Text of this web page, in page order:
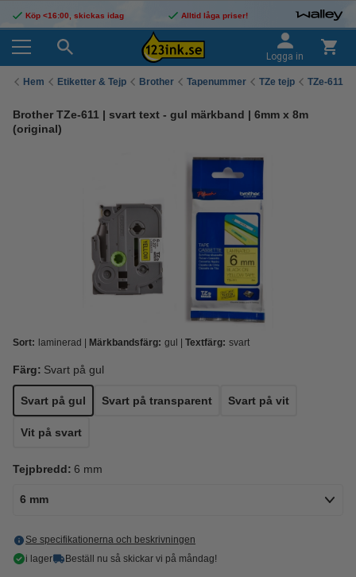
Köp <16:00, skickas idag Alltid låga priser!
Logga in
Hem Etiketter & Tejp Brother Tapenummer TZe tejp TZe-611
Brother TZe-611 | svart text - gul märkband | 6mm x 8m
(original)
Sort: laminerad Märkbandsfärg: gul Textfärg: svart
Färg: Svart på gul
Svart på gul Svart på transparent Svart på vit
Vit på svart
Tejpbredd: 6 mm
6 mm
Se specifikationerna och beskrivningen
i lager
Beställ nu så skickar vi på måndag!